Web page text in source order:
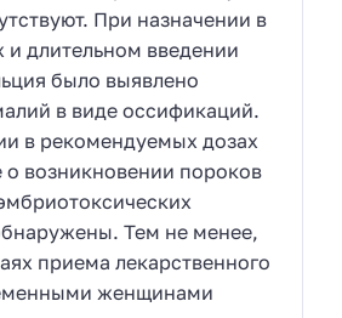
При назначении в
и длительном введении
было выявлено
в виде оссификаций.
в рекомендуемых дозах
возникновении пороков
Тем не менее,
приема лекарственного
женщинами